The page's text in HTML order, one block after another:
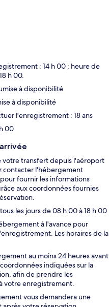
: 14 h 00 ; heure de
h 00.
à disponibilité
à disponibilité
l'enregistrement : 18 ans
00
votre transfert depuis l'aéroport
contacter l'hébergement
fournir les informations
aux coordonnées fournies
les jours de 08 h 00 à 18 h 00
à l'avance pour
Les horaires de la
au moins 24 heures avant
indiquées sur la
afin de prendre les
votre enregistrement.
vous demandera une